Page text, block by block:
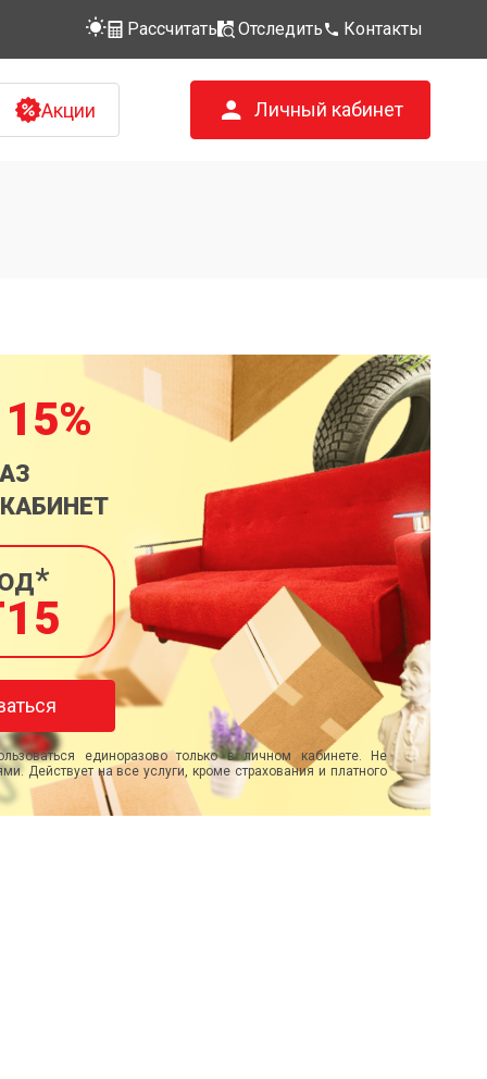
Рассчитать Отследить Контакты
Акции Личный кабинет
единоразово только в личном кабинете. Не
Действует на все услуги, кроме страхования и платного